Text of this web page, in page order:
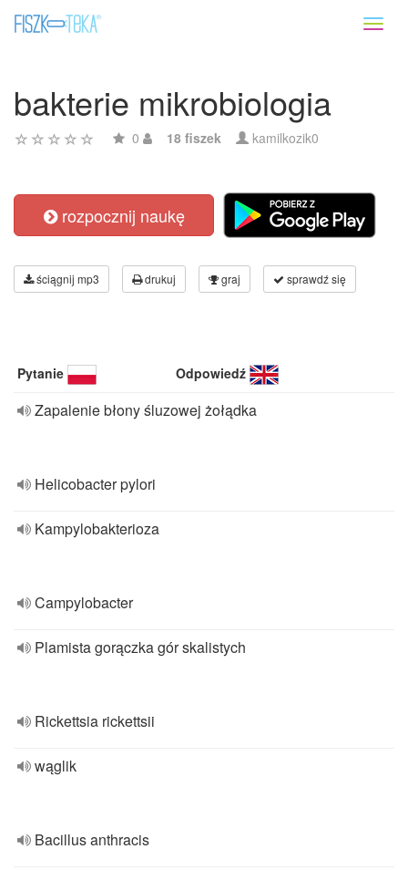
bakterie mikrobiologia
0 18 fiszek kamilkozik0
rozpocznij naukę
ściągnij mp3 drukuj graj sprawdź się
Pytanie Odpowiedź
Zapalenie błony śluzowej żołądka
Helicobacter pylori
Kampylobakterioza
Campylobacter
Plamista gorączka gór skalistych
Rickettsia rickettsii
wąglik
Bacillus anthracis